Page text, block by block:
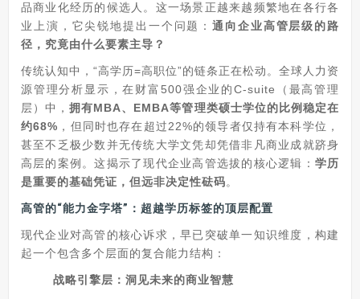
品商业化经历的候选人。这一场景正越来越频繁地在各行各
业上演，它尖锐地提出一个问题：通向企业高管层级的路
径，究竟由什么要素主导？
传统认知中，“高学历=高职位”的链条正在松动。全球人力资
源管理分析显示，在财富500强企业的C-suite（最高管理
层）中，拥有MBA、EMBA等管理类硕士学位的比例稳定在
约68% ，但同时也存在超过22%的领导者仅持有本科学位，
甚至不乏极少数并无传统大学文凭却凭借非凡商业成就跻身
高层的案例。这揭示了现代企业高管选拔的核心逻辑： 学历
是重要的基础凭证，但远非决定性砝码。
高管的“能力金字塔”：超越学历标签的顶层配置
现代企业对高管的核心诉求，早已突破单一知识维度，构建
起一个包含多个层面的复合能力结构：
战略引擎层：洞见未来的商业智慧